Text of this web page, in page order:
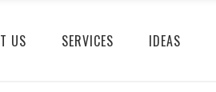
US SERVICES IDEAS